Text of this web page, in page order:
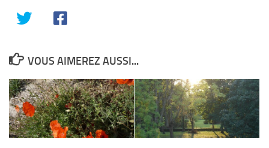
VOUS AIMEREZ AUSSI...